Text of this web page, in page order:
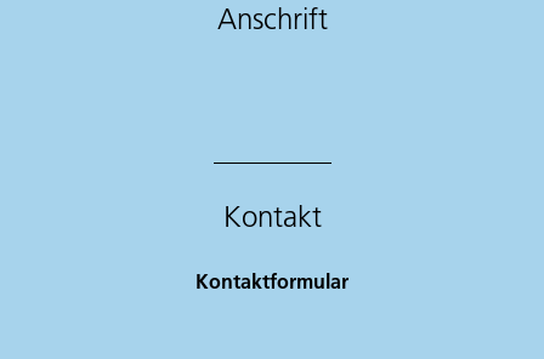
Anschrift
Kontakt
Kontaktformular